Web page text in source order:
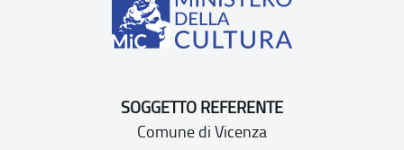
SOGGETTO REFERENTE
Comune di Vicenza